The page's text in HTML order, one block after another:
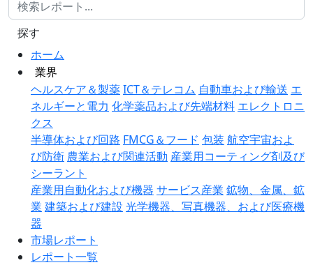
ホーム
業界
ヘルスケア＆製薬ICT＆テレコム 自動車および輸送 エ
ネルギーと電力 化学薬品および先端材料 エレクトロニ
クス
半導体および回路 FMCG＆フード 包装 航空宇宙およ
び防衛 農業および関連活動 産業用コーティング剤及び
シーラント
産業用自動化および機器 サービス産業 鉱物、金属、鉱
業 建築および建設 光学機器、写真機器、および医療機
器
市場レポート
レポート一覧
探す